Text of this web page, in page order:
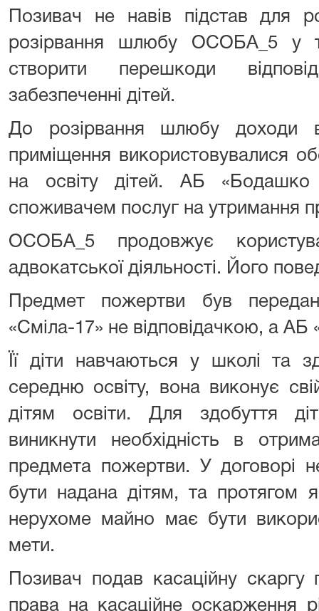
Позивач не навів підстав для
розірвання шлюбу ОСОБА_5 у
створити перешкоди
забезпеченні дітей.
До розірвання шлюбу доходи
приміщення використовувалися
на освіту дітей. АБ «Бодашко
споживачем послуг на утримання
ОСОБА_5 продовжує
адвокатської діяльності. Його
Предмет пожертви був
«Сміла-17» не відповідачкою, а
Її діти навчаються у школі та
середню освіту, вона виконує
дітям освіти. Для здобуття
виникнути необхідність в
предмета пожертви. У договорі
бути надана дітям, та протягом
нерухоме майно має бути
мети.
Позивач подав касаційну
права на касаційне оскарження